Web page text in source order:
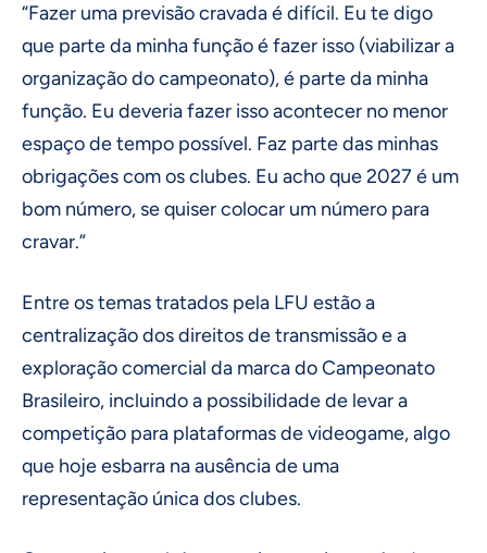
“Fazer uma previsão cravada é difícil. Eu te digo
que parte da minha função é fazer isso (viabilizar a
organização do campeonato), é parte da minha
função. Eu deveria fazer isso acontecer no menor
espaço de tempo possível. Faz parte das minhas
obrigações com os clubes. Eu acho que 2027 é um
bom número, se quiser colocar um número para
cravar.”
Entre os temas tratados pela LFU estão a
centralização dos direitos de transmissão e a
exploração comercial da marca do Campeonato
Brasileiro, incluindo a possibilidade de levar a
competição para plataformas de videogame, algo
que hoje esbarra na ausência de uma
representação única dos clubes.